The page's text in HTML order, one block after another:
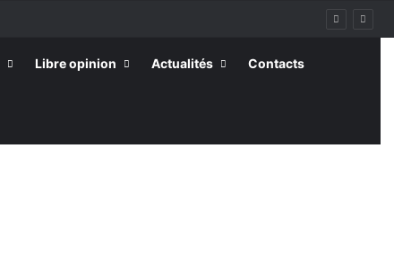
Libre opinion Actualités Contacts